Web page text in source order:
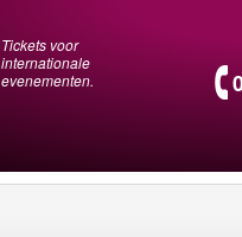
Tickets voor
internationale
evenementen.